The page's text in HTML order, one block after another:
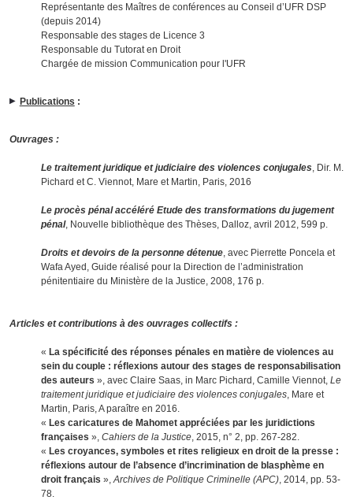
Représentante des Maîtres de conférences au Conseil d’UFR DSP
(depuis 2014)
Responsable des stages de Licence 3
Responsable du Tutorat en Droit
Chargée de mission Communication pour l'UFR
Publications :
Ouvrages :
Le traitement juridique et judiciaire des violences conjugales , Dir. M.
Pichard et C. Viennot, Mare et Martin, Paris, 2016
Le procès pénal accéléré Etude des transformations du jugement
pénal, Nouvelle bibliothèque des Thèses, Dalloz, avril 2012, 599 p.
Droits et devoirs de la personne détenue , avec Pierrette Poncela et
Wafa Ayed, Guide réalisé pour la Direction de l’administration
pénitentiaire du Ministère de la Justice, 2008, 176 p.
Articles et contributions à des ouvrages collectifs :
« La spécificité des réponses pénales en matière de violences au
sein du couple : réflexions autour des stages de responsabilisation
des auteurs », avec Claire Saas, in Marc Pichard, Camille Viennot, Le
traitement juridique et judiciaire des violences conjugales , Mare et
Martin, Paris, A paraître en 2016.
« Les caricatures de Mahomet appréciées par les juridictions
françaises », Cahiers de la Justice , 2015, n° 2, pp. 267-282.
« Les croyances, symboles et rites religieux en droit de la presse :
réflexions autour de l’absence d’incrimination de blasphème en
droit français », Archives de Politique Criminelle (APC) , 2014, pp. 53-
78.